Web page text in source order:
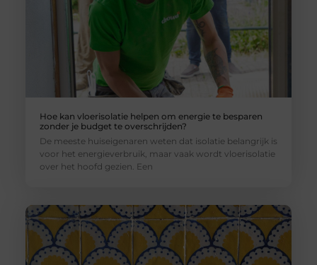
Hoe kan vloerisolatie helpen om energie te besparen
zonder je budget te overschrijden?
De meeste huiseigenaren weten dat isolatie belangrijk is
voor het energieverbruik, maar vaak wordt vloerisolatie
over het hoofd gezien. Een